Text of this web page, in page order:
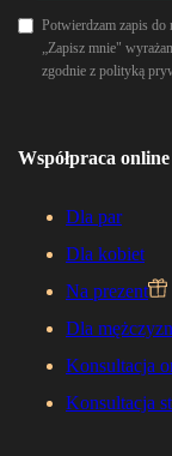
Współpraca
Dla par
Dla kobiet
Na prezent
Dla mężczyzn
Konsultacja
Konsultacja
Potwierdzam zapis do
„Zapisz mnie"
zgodnie z polityką